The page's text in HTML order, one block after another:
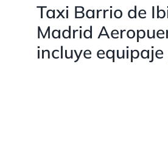
Taxi Barrio de
Madrid
incluye